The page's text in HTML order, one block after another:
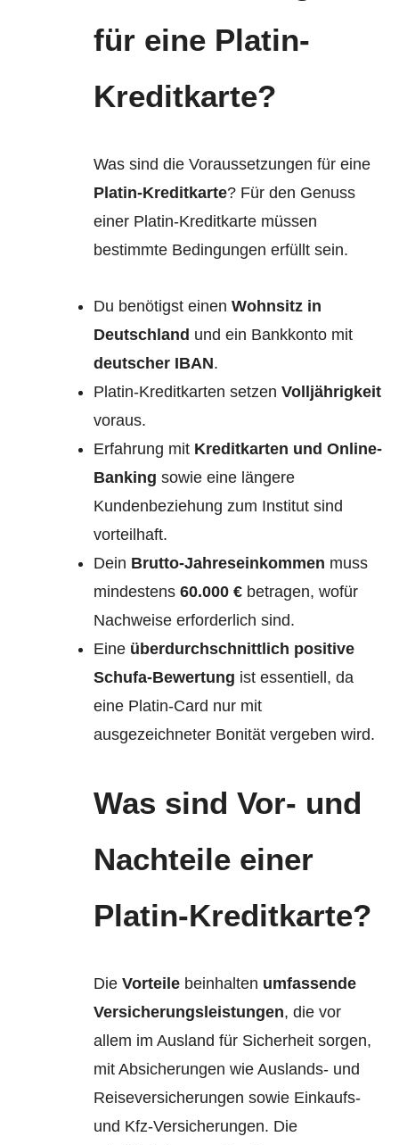
für eine Platin-
Kreditkarte?
Was sind die Voraussetzungen für eine
Platin-Kreditkarte? Für den Genuss
einer Platin-Kreditkarte müssen
bestimmte Bedingungen erfüllt sein.
Du benötigst einenWohnsitz in
Deutschland und ein Bankkonto mit
deutscher IBAN.
Platin-Kreditkarten setzenVolljährigkeit
voraus.
Erfahrung mit Kreditkarten und Online-
Banking sowie eine längere
Kundenbeziehung zum Institut sind
vorteilhaft.
Dein Brutto-Jahreseinkommen muss
mindestens60.000 € betragen, wofür
Nachweise erforderlich sind.
Eine überdurchschnittlich positive
Schufa-Bewertung ist essentiell, da
eine Platin-Card nur mit
ausgezeichneter Bonität vergeben wird.
Was sind Vor- und
Nachteile einer
Platin-Kreditkarte?
DieVorteile beinhalten umfassende
Versicherungsleistungen, die vor
allem im Ausland für Sicherheit sorgen,
mit Absicherungen wie Auslands- und
Reiseversicherungen sowie Einkaufs-
und Kfz-Versicherungen. Die